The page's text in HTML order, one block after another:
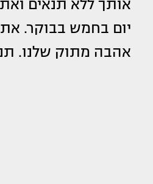
אותך ללא תנאים
יום בחמש בבוקר. את
אהבה מתוק שלנו.